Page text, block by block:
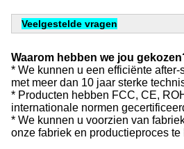
Veelgestelde vragen
Waarom hebben we jou
* We kunnen u een efficiënte
met meer dan 10 jaar sterke
* Producten hebben FCC, CE,
internationale normen
* We kunnen u voorzien van
onze fabriek en productieproces te